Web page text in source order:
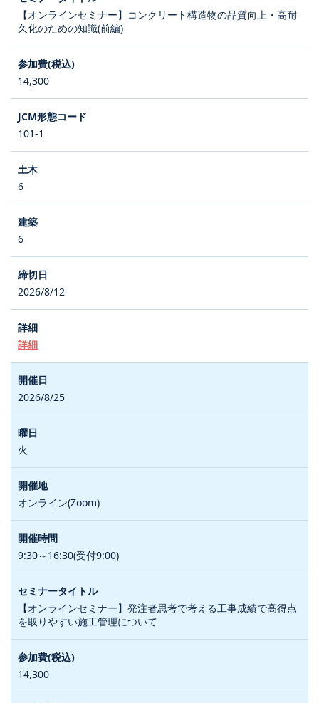
【オンラインセミナー】コンクリート構造物の品質向上・高耐
久化のための知識(前編)
14,300
101-1
6
6
2026/8/12
詳細
2026/8/25
火
オンライン(Zoom)
9:30～16:30(受付9:00)
【オンラインセミナー】発注者思考で考える工事成績で高得点
を取りやすい施工管理について
14,300